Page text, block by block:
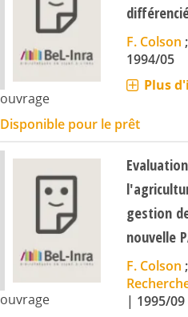
ouvrage
F. Colson ;
1994/05
Plus
Disponible pour le prêt
ouvrage
gestion
nouvelle
F. Colson ;
| 1995/09